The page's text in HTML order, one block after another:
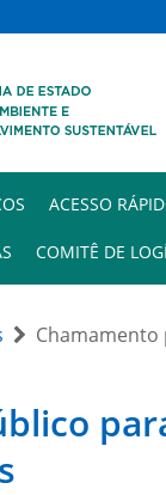
ACESSO
COMITÊ DE